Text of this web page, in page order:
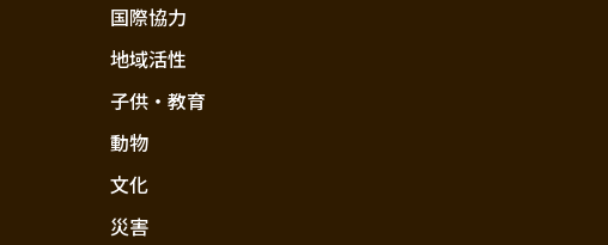
国際協力
地域活性
子供・教育
動物
文化
災害